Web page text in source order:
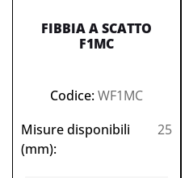
FIBBIA A SCATTO
F1MC
Codice:WF1MC
Misure disponibili
(mm):
25